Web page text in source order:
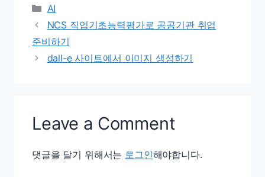
Categories
AI
NCS 직업기초능력평가로 공공기관 취업
준비하기
dall-e 사이트에서 이미지 생성하기
Leave a Comment
댓글을 달기 위해서는 로그인해야합니다.